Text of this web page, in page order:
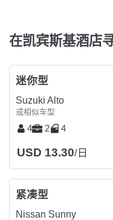
在凯宾斯基酒店
迷你型
Suzuki Alto
或相似车型
4 2 4
USD 13.30/日
紧凑型
Nissan Sunny